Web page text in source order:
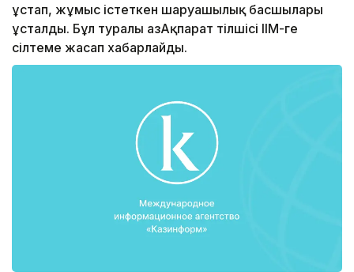
ұстап, жұмыс істеткен шаруашылық басшылары
ұсталды. Бұл туралы ҚазАқпарат тілшісі ІІМ-ге
сілтеме жасап хабарлайды.